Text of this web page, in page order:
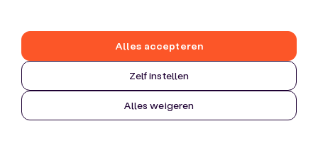
Zelf instellen
Alles weigeren
Alles accepteren